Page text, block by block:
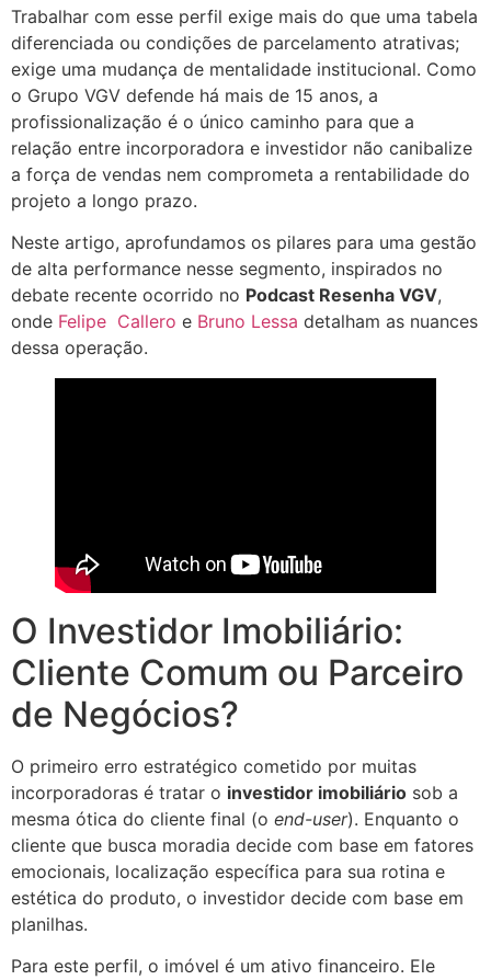
Trabalhar com esse perfil exige mais do que uma tabela
diferenciada ou condições de parcelamento atrativas;
exige uma mudança de mentalidade institucional. Como
o Grupo VGV defende há mais de 15 anos, a
profissionalização é o único caminho para que a
relação entre incorporadora e investidor não canibalize
a força de vendas nem comprometa a rentabilidade do
projeto a longo prazo.
Neste artigo, aprofundamos os pilares para uma gestão
de alta performance nesse segmento, inspirados no
debate recente ocorrido no Podcast Resenha VGV,
onde Felipe Callero e Bruno Lessa detalham as nuances
dessa operação.
O Investidor Imobiliário:
Cliente Comum ou Parceiro
de Negócios?
O primeiro erro estratégico cometido por muitas
incorporadoras é tratar o investidor imobiliário sob a
mesma ótica do cliente final (o end-user). Enquanto o
cliente que busca moradia decide com base em fatores
emocionais, localização específica para sua rotina e
estética do produto, o investidor decide com base em
planilhas.
Para este perfil, o imóvel é um ativo financeiro. Ele